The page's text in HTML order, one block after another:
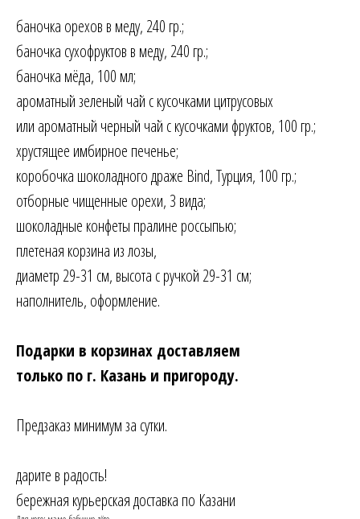
баночка орехов в меду, 240 гр.;
баночка сухофруктов в меду, 240 гр.;
баночка мёда, 100 мл;
ароматный зеленый чай с кусочками цитрусовых
или ароматный черный чай с кусочками фруктов, 100 гр.;
хрустящее имбирное печенье;
коробочка шоколадного драже Bind, Турция, 100 гр.;
отборные чищенные орехи, 3 вида;
шоколадные конфеты пралине россыпью;
плетеная корзина из лозы,
диаметр 29-31 см, высота с ручкой 29-31 см;
наполнитель, оформление.
Подарки в корзинах доставляем
только по г. Казань и пригороду.
Предзаказ минимум за сутки.
дарите в радость!
бережная курьерская доставка по Казани